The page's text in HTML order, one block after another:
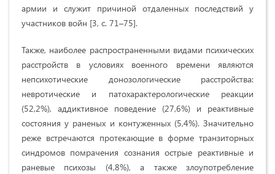
армии и служит причиной отдаленных последствий у
участников войн [3, с. 71–75].
Также, наиболее распространенными видами психических
расстройств в условиях военного времени являются
непсихотические донозологические расстройства:
невротические и патохарактерологические реакции
(52,2%), аддиктивное поведение (27,6%) и реактивные
состояния у раненых и контуженных (5,4%). Значительно
реже встречаются протекающие в форме транзиторных
синдромов помрачения сознания острые реактивные и
раневые психозы (4,8%), а также злоупотребление